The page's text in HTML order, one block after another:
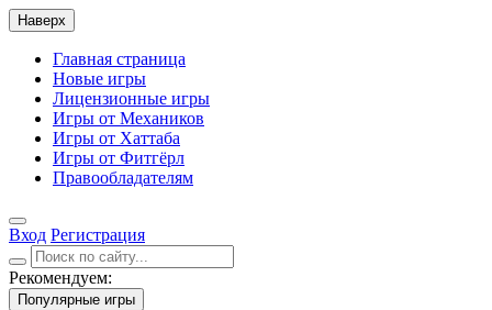
Наверх
Главная страница
Новые игры
Лицензионные игры
Игры от Механиков
Игры от Хаттаба
Игры от Фитгёрл
Правообладателям
Вход Регистрация
Рекомендуем:
Популярные игры